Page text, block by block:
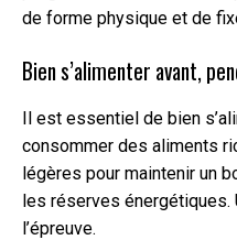
de forme physique et de
Bien s’alimenter avant,
Il est essentiel de bien
consommer des aliments
légères pour maintenir un
les réserves énergétiques.
l’épreuve.